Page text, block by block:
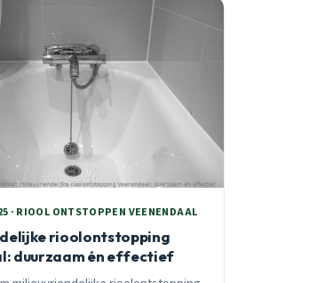
· RIOOL ONTSTOPPEN VEENENDAAL
rioolontstopping
duurzaam én effectief